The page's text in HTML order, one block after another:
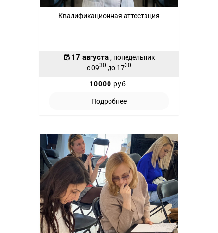
Квалификационная аттестация
17 августа , понедельник
с 0930 до 1730
10000 руб.
Подробнее